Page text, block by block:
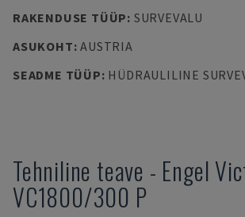
RAKENDUSE TÜÜP: SURVEVALU
ASUKOHT:AUSTRIA
SEADME TÜÜP: HÜDRAULILINE
Tehniline teave - Engel
VC1800/300 P